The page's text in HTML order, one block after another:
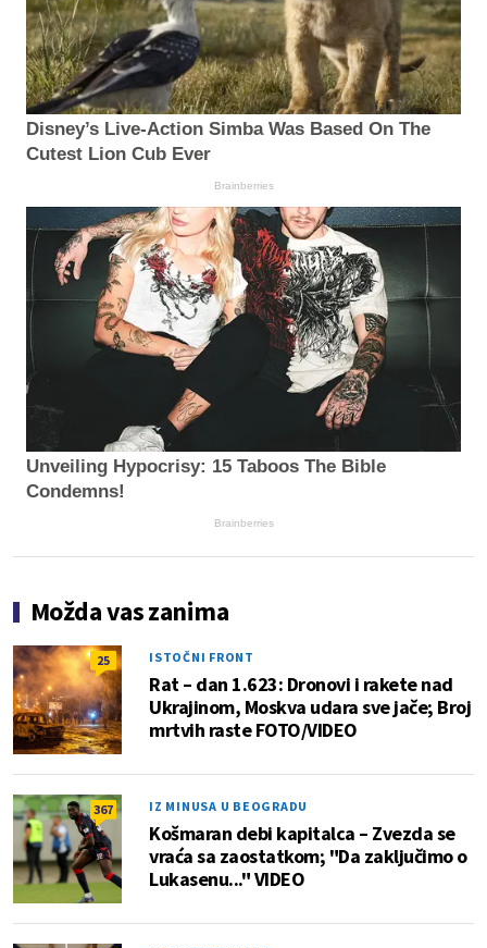
Disney’s Live-Action Simba Was Based On The
Cutest Lion Cub Ever
Brainberries
Unveiling Hypocrisy: 15 Taboos The Bible
Condemns!
Brainberries
Možda vas zanima
25 ISTOČNI FRONT
Rat – dan 1.623: Dronovi i rakete nad
Ukrajinom, Moskva udara sve jače; Broj
mrtvih raste FOTO/VIDEO
367 IZ MINUSA U BEOGRADU
Košmaran debi kapitalca – Zvezda se
vraća sa zaostatkom; "Da zaključimo o
Lukasenu..." VIDEO